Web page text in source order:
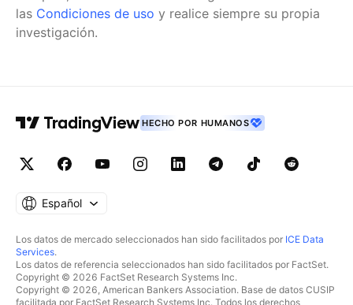
las Condiciones de uso y realice siempre su propia
investigación.
HECHO POR HUMANOS
Español
Los datos de mercado seleccionados han sido facilitados por ICE Data
Services.
Los datos de referencia seleccionados han sido facilitados por FactSet.
Copyright © 2026 FactSet Research Systems Inc.
Copyright © 2026, American Bankers Association. Base de datos CUSIP
facilitada por FactSet Research Systems Inc. Todos los derechos